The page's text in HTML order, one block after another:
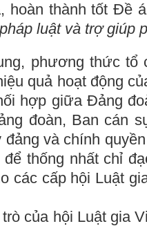
hoàn thành tốt Đề
luật và trợ giúp
phương thức tổ
quả hoạt động
hợp giữa Đảng
đoàn, Ban cán
và chính
thống nhất chỉ
các cấp hội Luật
của hội Luật gia